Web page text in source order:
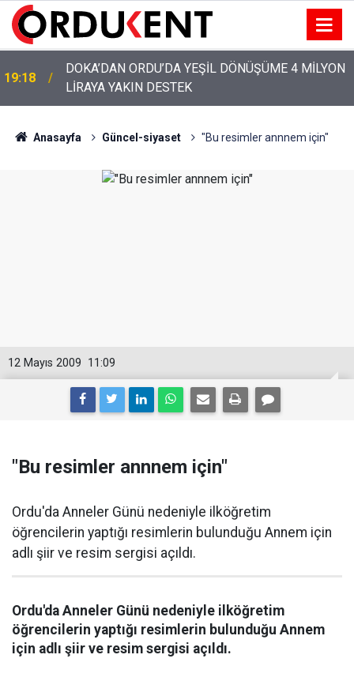
12:46
YENİ PARTİ’NİN ORDU’DAKİ 69 KİŞİLİK KURUCU
KADROSU AÇIKLANDI
Anasayfa Güncel-siyaset "Bu resimler annnem için"
11:09
12 Mayıs 2009
"Bu resimler annnem için"
Ordu'da Anneler Günü nedeniyle ilköğretim
öğrencilerin yaptığı resimlerin bulunduğu Annem için
adlı şiir ve resim sergisi açıldı.
Ordu'da Anneler Günü nedeniyle ilköğretim
öğrencilerin yaptığı resimlerin bulunduğu Annem
için adlı şiir ve resim sergisi açıldı.